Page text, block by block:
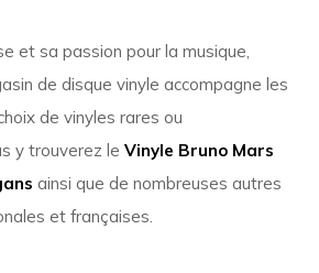
et sa passion pour la musique,
de disque vinyle accompagne les
de vinyles rares ou
y trouverez le Vinyle Bruno Mars
ainsi que de nombreuses autres
et françaises.